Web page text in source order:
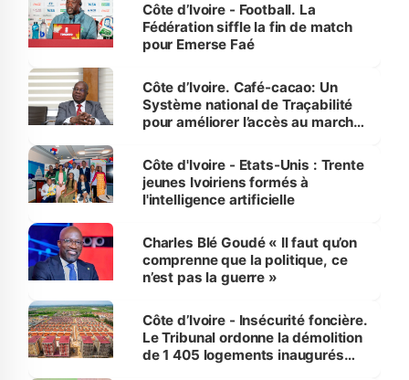
Côte d’Ivoire - Football. La
Fédération siffle la fin de match
pour Emerse Faé
Côte d’Ivoire. Café-cacao: Un
Système national de Traçabilité
pour améliorer l’accès au marché
Côte d'Ivoire - Etats-Unis : Trente
jeunes Ivoiriens formés à
l'intelligence artificielle
Charles Blé Goudé « Il faut qu’on
comprenne que la politique, ce
n’est pas la guerre »
Côte d’Ivoire - Insécurité foncière.
Le Tribunal ordonne la démolition
de 1 405 logements inaugurés